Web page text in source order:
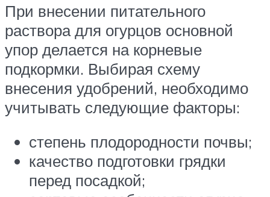
При внесении питательного
раствора для огурцов основной
упор делается на корневые
подкормки. Выбирая схему
внесения удобрений, необходимо
учитывать следующие факторы:
степень плодородности почвы;
качество подготовки грядки
перед посадкой;